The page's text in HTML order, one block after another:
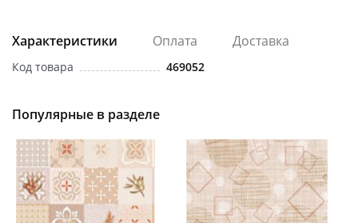
Характеристики Оплата Доставка
Код товара 469052
Популярные в разделе
Новинка Новинка